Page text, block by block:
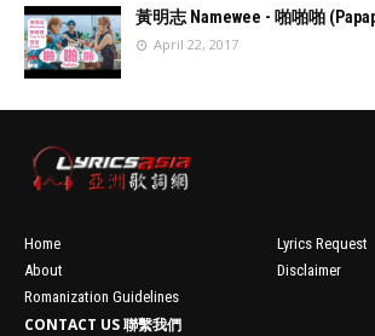
'data:post.fea
turedImage
resizeImage
100'
'data:post.fea
resizeImage
100'
黃明志 Namewee - 啪啪啪
April 22, 2017
Home
Lyrics Request
About
Disclaimer
Romanization Guidelines
CONTACT US 聯繫我們